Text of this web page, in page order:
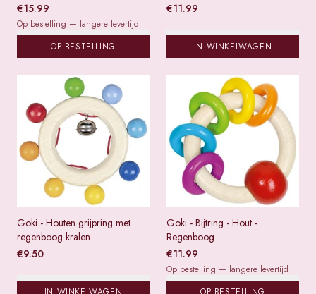
€15.99
Op bestelling — langere levertijd
OP BESTELLING
€11.99
IN WINKELWAGEN
Goki - Houten grijpring met
regenboog kralen
€9.50
Goki - Bijtring - Hout -
Regenboog
€11.99
Op bestelling — langere levertijd